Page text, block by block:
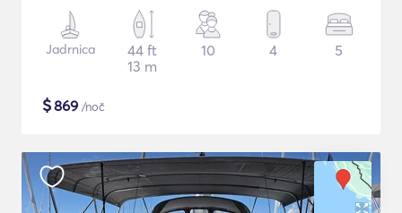
Jadrnica
44 ft
13 m
10 4 5
$869 /noč